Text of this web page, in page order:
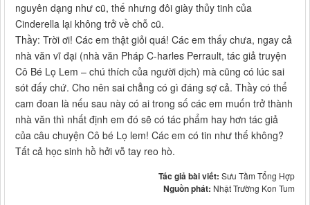
nguyên dạng như cũ, thế nhưng đôi giày thủy tinh của
Cinderella lại không trở về chỗ cũ.
Thầy: Trời ơi! Các em thật giỏi quá! Các em thấy chưa, ngay cả
nhà văn vĩ đại (nhà văn Pháp C-harles Perrault, tác giả truyện
Cô Bé Lọ Lem – chú thích của người dịch) mà cũng có lúc sai
sót đấy chứ. Cho nên sai chẳng có gì đáng sợ cả. Thầy có thể
cam đoan là nếu sau này có ai trong số các em muốn trở thành
nhà văn thì nhất định em đó sẽ có tác phẩm hay hơn tác giả
của câu chuyện Cô bé Lọ lem! Các em có tin như thế không?
Tất cả học sinh hồ hởi vỗ tay reo hò.
Tác giả bài viết: Sưu Tầm Tổng Hợp
Nguồn phát: Nhật Trường Kon Tum